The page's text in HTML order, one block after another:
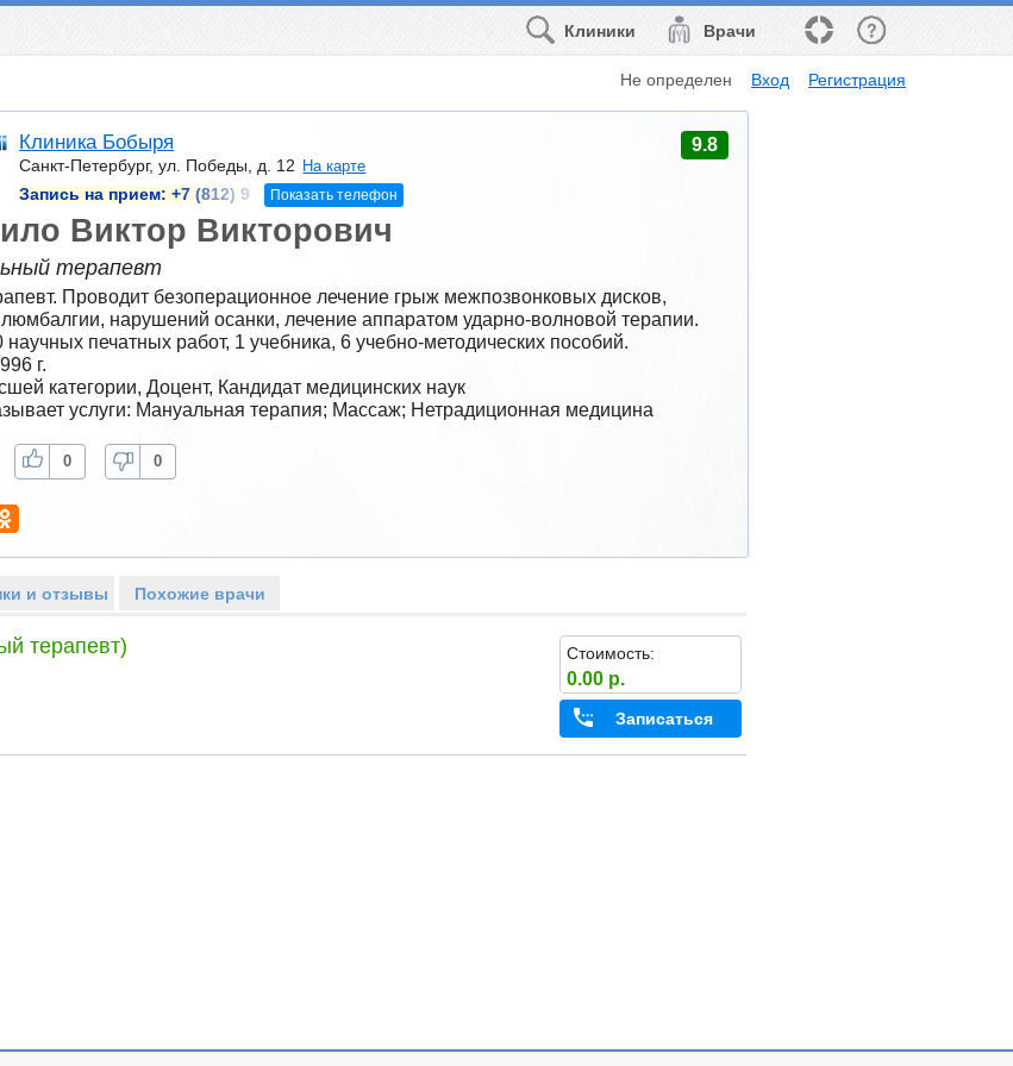
Врачи
Клиники
Не определен Вход Регистрация
Клиника Бобыря
Санкт-Петербург, ул. Победы, д. 12 На карте
Запись на прием: +7 (812) 9 Показать телефон
9.8
Виктор Викторович
терапевт
Проводит безоперационное лечение грыж межпозвонковых дисков,
нарушений осанки, лечение аппаратом ударно-волновой терапии.
научных печатных работ, 1 учебника, 6 учебно-методических пособий.
г.
категории, Доцент, Кандидат медицинских наук
услуги: Мануальная терапия; Массаж; Нетрадиционная медицина
0 0
и отзывы Похожие врачи
терапевт) Стоимость:
0.00 р.
Записаться